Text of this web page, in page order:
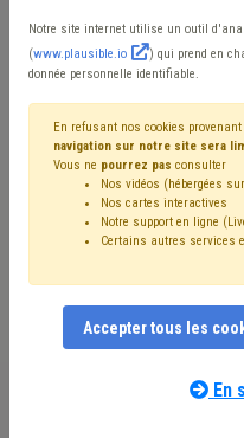
Le SDT et différents
août 2024, dont
implantations
décret du 5 février
commerciales est
Le volet commercial est
dans le CoDT et
termes de localisation
émises dans le
Notre site internet utilise un outil
(www.plausible.io
) qui prend en
donnée personnelle identifiable.
En refusant nos cookies
navigation sur notre site sera
Vous ne pourrez pas consulter
Nos vidéos (hébergées
Nos cartes interactives
Notre support en ligne
Certains autres services
Accepter tous les
En